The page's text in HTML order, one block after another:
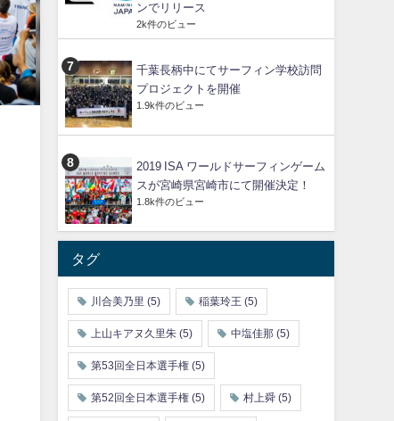
ンでリリース
2k件のビュー
千葉長柄中にてサーフィン学校訪問
プロジェクトを開催
1.9k件のビュー
2019 ISA ワールドサーフィンゲーム
スが宮崎県宮崎市にて開催決定！
1.8k件のビュー
タグ
川合美乃里 (5) 稲葉玲王 (5)
上山キアヌ久里朱(5) 中塩佳那(5)
第53回全日本選手権(5)
第52回全日本選手権(5) 村上舜(5)